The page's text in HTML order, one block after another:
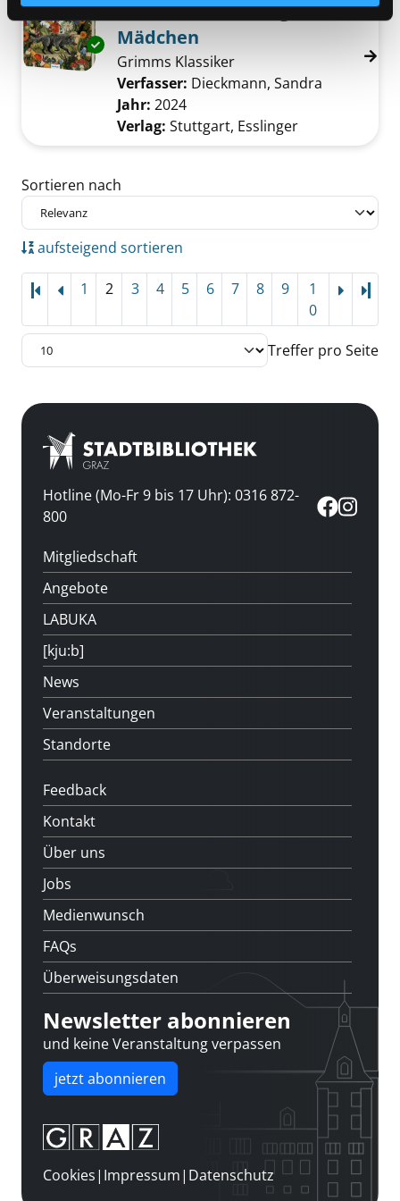
Exemplar-Details von Märchen von mutigen
Märchen von mutigen
Mädchen
Grimms Klassiker
Verfasser: Dieckmann, Sandra
Jahr: 2024
Verlag: Stuttgart, Esslinger
Zu den Suchfiltern springen
Sortieren nach
aufsteigend sortieren
1 2 3 4 5 6 7 8 9
1
0
Treffer pro Seite
Hotline (Mo-Fr 9 bis 17 Uhr): 0316 872-
800
Mitgliedschaft
Angebote
LABUKA
[kju:b]
News
Veranstaltungen
Standorte
Feedback
Kontakt
Über uns
Jobs
Medienwunsch
FAQs
Überweisungsdaten
Newsletter abonnieren
und keine Veranstaltung verpassen
jetzt abonnieren
Cookies| Impressum| Datenschutz